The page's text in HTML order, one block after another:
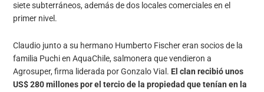
siete subterráneos, además de dos locales comerciales en el
primer nivel.
Claudio junto a su hermano Humberto Fischer eran socios de la
familia Puchi en AquaChile, salmonera que vendieron a
Agrosuper, firma liderada por Gonzalo Vial. El clan recibió unos
US$ 280 millones por el tercio de la propiedad que tenían en la